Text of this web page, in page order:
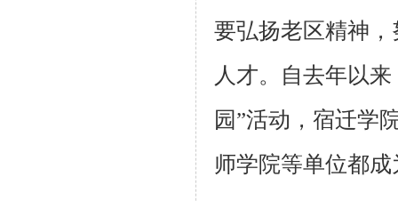
要弘扬老区精神
人才。自去年以来
园”活动，宿迁学
师学院等单位都成